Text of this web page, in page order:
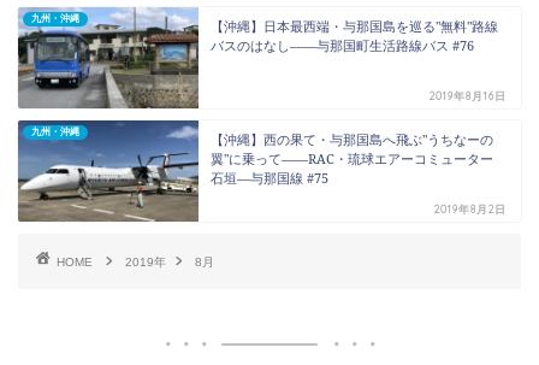
九州・沖縄
【沖縄】日本最西端・与那国島を巡る"無料"路線
バスのはなし――与那国町生活路線バス #76
2019年8月16日
九州・沖縄
【沖縄】西の果て・与那国島へ飛ぶ"うちなーの
翼"に乗って――RAC・琉球エアーコミューター
石垣―与那国線 #75
2019年8月2日
HOME 2019年 8月